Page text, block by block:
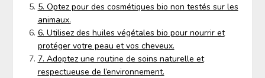
5. Optez pour des cosmétiques bio non testés sur les
animaux.
6. Utilisez des huiles végétales bio pour nourrir et
protéger votre peau et vos cheveux.
7. Adoptez une routine de soins naturelle et
respectueuse de l’environnement.